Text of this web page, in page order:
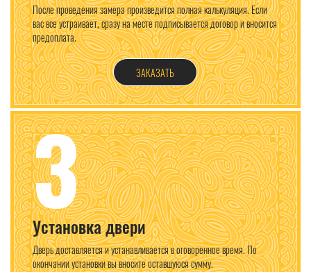
После проведения замера произведится полная калькуляция. Если
вас все устраивает, сразу на месте подписывается договор и вносится
предоплата.
ЗАКАЗАТЬ
3
Установка двери
Дверь доставляется и устанавливается в оговоренное время. По
окончании установки вы вносите оставшуюся сумму.